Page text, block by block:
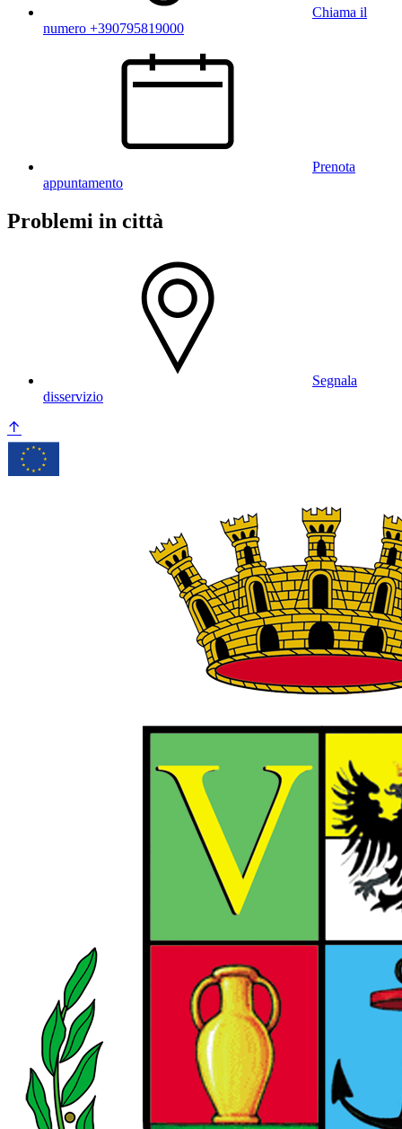
Chiama il
numero +390795819000
Prenota
appuntamento
Problemi in città
Segnala
disservizio